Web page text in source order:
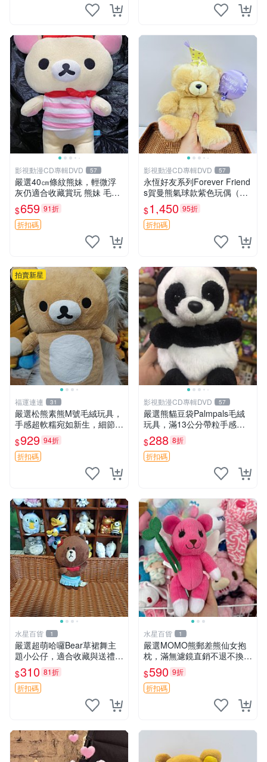
影視動漫CD專輯DVD 57
嚴選40㎝條紋熊妹，輕微浮
灰仍適合收藏賞玩 熊妹 毛絨
玩具 浮雕熊
$659 91折
折扣碼
影視動漫CD專輯DVD 57
永恆好友系列Forever Friend
s賀曼熊氣球款紫色玩偶（鼻
子稍有磨損） 中古玩具 氣球
熊 玩偶
$1,450 95折
折扣碼
拍賣新星
福運連連 31
嚴選松熊素熊M號毛絨玩具，
手感超軟糯宛如新生，細節精
緻完美無瑕，推薦送禮或珍
藏，中古狀態保養得宜。 松
熊 素熊 毛絨doll
$929 94折
折扣碼
影視動漫CD專輯DVD 57
嚴選熊貓豆袋Palmpals毛絨
玩具，滿13公分帶粒手感極
佳，電影主題周邊推薦 熊貓
Palmpals 毛絨玩具 豆袋 劇場
版周邊
$288 8折
折扣碼
水星百貨 1
嚴選超萌哈囉Bear草裙舞主
題小公仔，適合收藏與送禮 1
00 克 哈囉Bear 草裙舞
$310 81折
折扣碼
水星百貨 1
嚴選MOMO熊郵差熊仙女抱
枕，滿無濾鏡直銷不退不換
經典造型可愛必備 紅薯啵啵
間抱枕 抱枕 時尚
$590 9折
折扣碼